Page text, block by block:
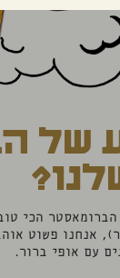
של
הברומאסטר הכי
אנחנו פשוט
עם אופי ברור.